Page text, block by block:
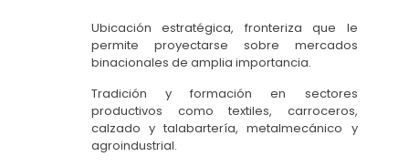
Ubicación estratégica, fronteriza que le
permite proyectarse sobre mercados
binacionales de amplia importancia.
Tradición y formación en sectores
productivos como textiles, carroceros,
calzado y talabartería, metalmecánico y
agroindustrial.